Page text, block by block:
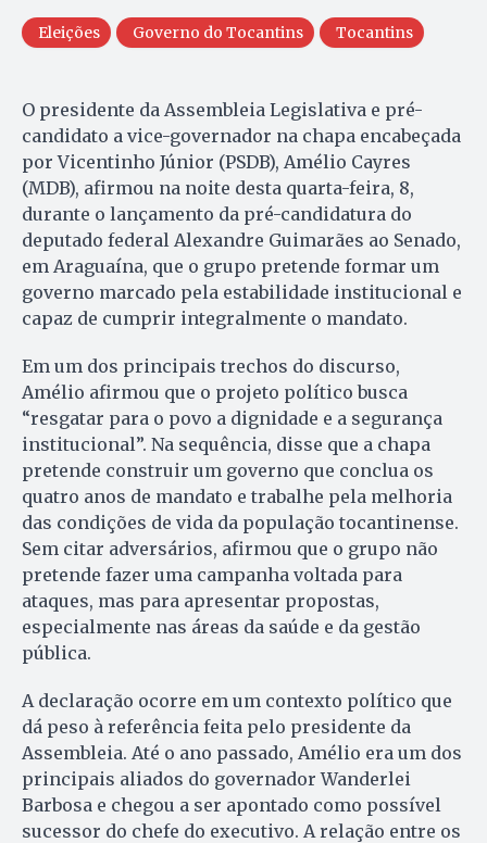
Eleições Governo do Tocantins Tocantins
O presidente da Assembleia Legislativa e pré-
candidato a vice-governador na chapa encabeçada
por Vicentinho Júnior (PSDB), Amélio Cayres
(MDB), afirmou na noite desta quarta-feira, 8,
durante o lançamento da pré-candidatura do
deputado federal Alexandre Guimarães ao Senado,
em Araguaína, que o grupo pretende formar um
governo marcado pela estabilidade institucional e
capaz de cumprir integralmente o mandato.
Em um dos principais trechos do discurso,
Amélio afirmou que o projeto político busca
“resgatar para o povo a dignidade e a segurança
institucional”. Na sequência, disse que a chapa
pretende construir um governo que conclua os
quatro anos de mandato e trabalhe pela melhoria
das condições de vida da população tocantinense.
Sem citar adversários, afirmou que o grupo não
pretende fazer uma campanha voltada para
ataques, mas para apresentar propostas,
especialmente nas áreas da saúde e da gestão
pública.
A declaração ocorre em um contexto político que
dá peso à referência feita pelo presidente da
Assembleia. Até o ano passado, Amélio era um dos
principais aliados do governador Wanderlei
Barbosa e chegou a ser apontado como possível
sucessor do chefe do executivo. A relação entre os